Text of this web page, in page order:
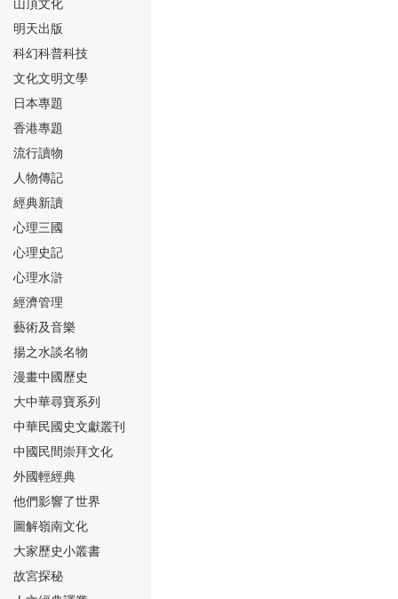
⑬
⑭
⑮
⑯
⑰
山頂文化
明天出版
科幻科普科技
文化文明文學
日本專題
香港專題
流行讀物
人物傳記
經典新讀
心理三國
心理史記
心理水滸
經濟管理
藝術及音樂
揚之水談名物
漫畫中國歷史
大中華尋寶系列
中華民國史文獻叢刊
中國民間崇拜文化
外國輕經典
他們影響了世界
圖解嶺南文化
大家歷史小叢書
故宮探秘